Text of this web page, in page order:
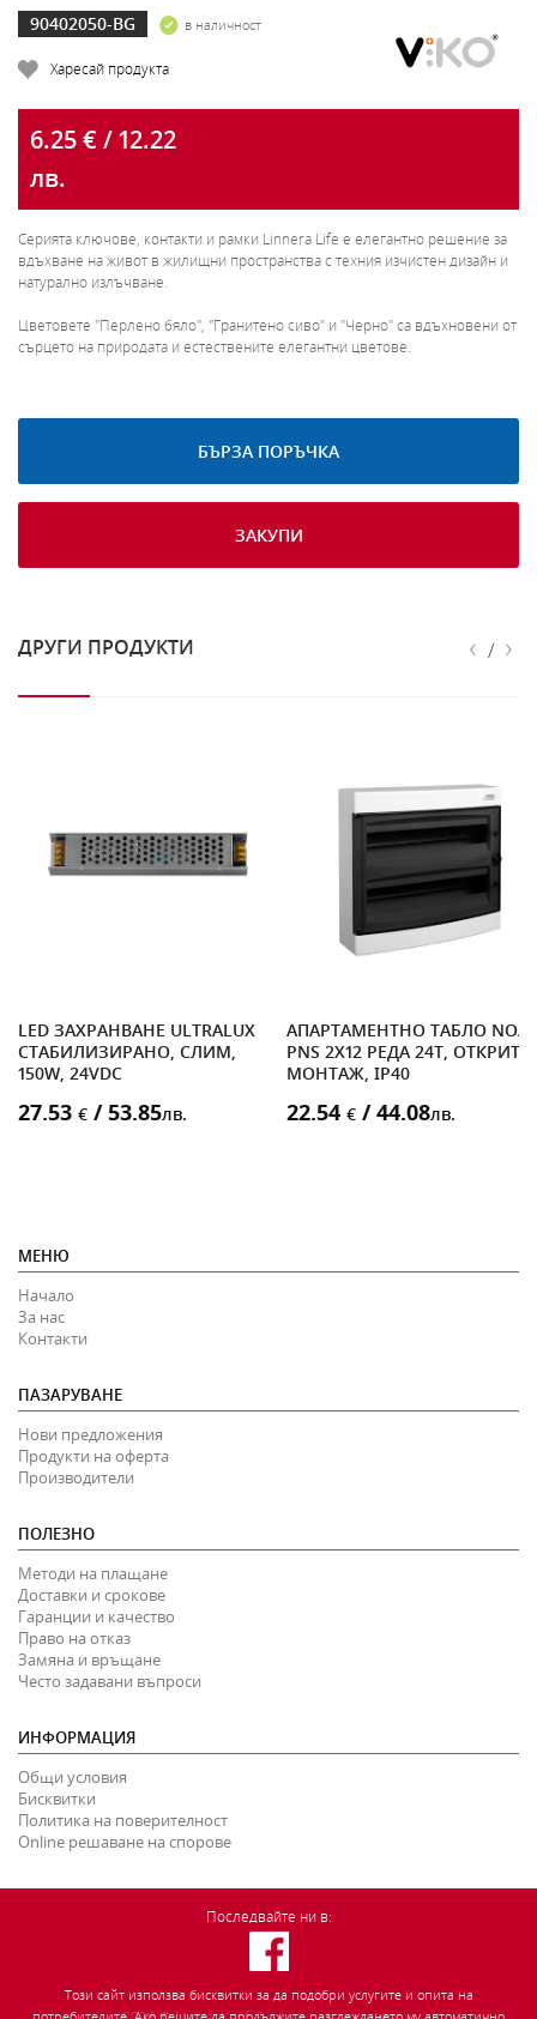
Този сайт използва бисквитки за да подобри услугите и опита на
90402050-BG в наличност
Харесай продукта
6.25 € / 12.22
лв.
Серията ключове, контакти и рамки Linnera Life е елегантно решение за
вдъхване на живот в жилищни пространства с техния изчистен дизайн и
натурално излъчване.
Цветовете "Перлено бяло", "Гранитено сиво" и "Черно" са вдъхновени от
сърцето на природата и естествените елегантни цветове.
БЪРЗА ПОРЪЧКА
ЗАКУПИ
ДРУГИ ПРОДУКТИ ‹ / ›
LED ЗАХРАНВАНЕ ULTRALUX
СТАБИЛИЗИРAНО, СЛИМ,
150W, 24VDC
27.53 € / 53.85лв.
АПАРТАМЕНТНО ТАБЛО
PNS 2X12 РЕДА 24T, ОТКРИТ
МОНТАЖ, IP40
22.54 € / 44.08лв.
МЕНЮ
Начало
За нас
Контакти
ПАЗАРУВАНЕ
Нови предложения
Продукти на оферта
Производители
ПОЛЕЗНО
Методи на плащане
Доставки и срокове
Гаранции и качество
Право на отказ
Замяна и връщане
Често задавани въпроси
ИНФОРМАЦИЯ
Общи условия
Бисквитки
Политика на поверителност
Online решаване на спорове
Последвайте ни в: